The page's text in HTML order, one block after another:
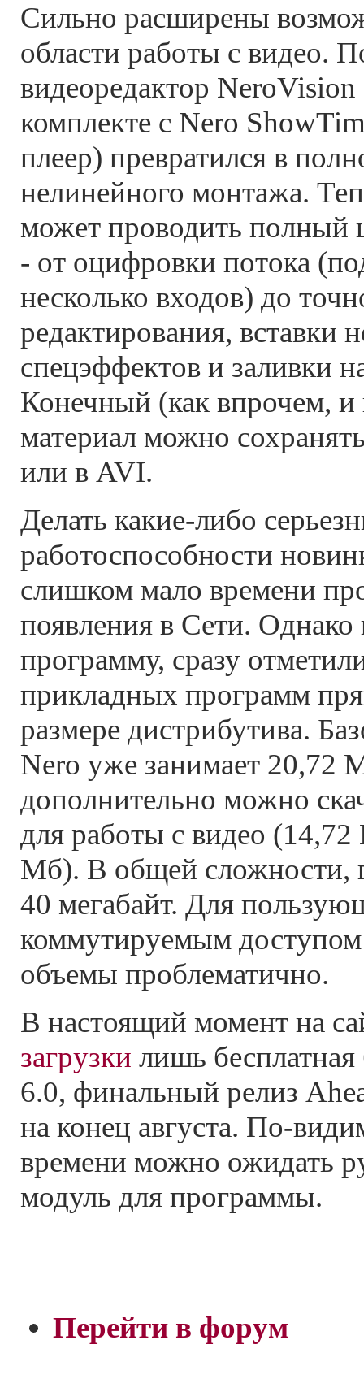
Сильно расширены
области работы с видео.
видеоредактор NeroVision
комплекте с Nero
плеер) превратился в
нелинейного монтажа.
может проводить полный
- от оцифровки потока
несколько входов) до
редактирования, вставки
спецэффектов и заливки
Конечный (как впрочем,
материал можно
или в AVI.
Делать какие-либо
работоспособности
слишком мало времени
появления в Сети. Однако
программу, сразу
прикладных программ
размере дистрибутива.
Nero уже занимает 20,72
дополнительно можно
для работы с видео
Мб). В общей сложности,
40 мегабайт. Для
коммутируемым доступом
объемы проблематично.
В настоящий момент на
загрузки лишь бесплатная
6.0, финальный релиз
на конец августа. По-
времени можно ожидать
модуль для программы.
Перейти в форум